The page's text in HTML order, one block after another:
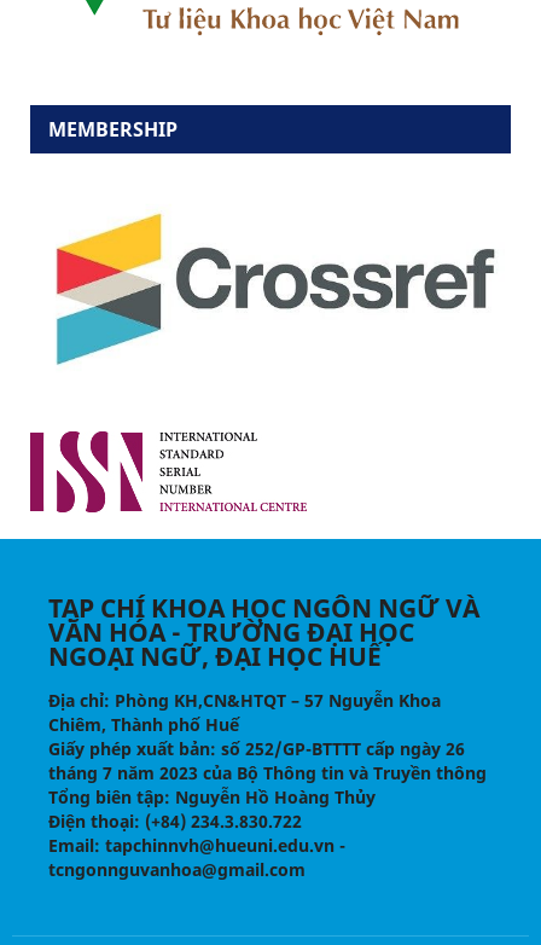
MEMBERSHIP
TẠP CHÍ KHOA HỌC NGÔN NGỮ VÀ
VĂN HÓA - TRƯỜNG ĐẠI HỌC
NGOẠI NGỮ, ĐẠI HỌC HUẾ
Địa chỉ: Phòng KH,CN&HTQT – 57 Nguyễn Khoa
Chiêm, Thành phố Huế
Giấy phép xuất bản: số 252/GP-BTTTT cấp ngày 26
tháng 7 năm 2023 của Bộ Thông tin và Truyền thông
Tổng biên tập: Nguyễn Hồ Hoàng Thủy
Điện thoại: (+84) 234.3.830.722
Email: tapchinnvh@hueuni.edu.vn -
tcngonnguvanhoa@gmail.com